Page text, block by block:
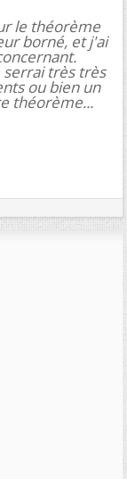
le théorème
borné, et j'ai
très très
ou bien un
théorème...